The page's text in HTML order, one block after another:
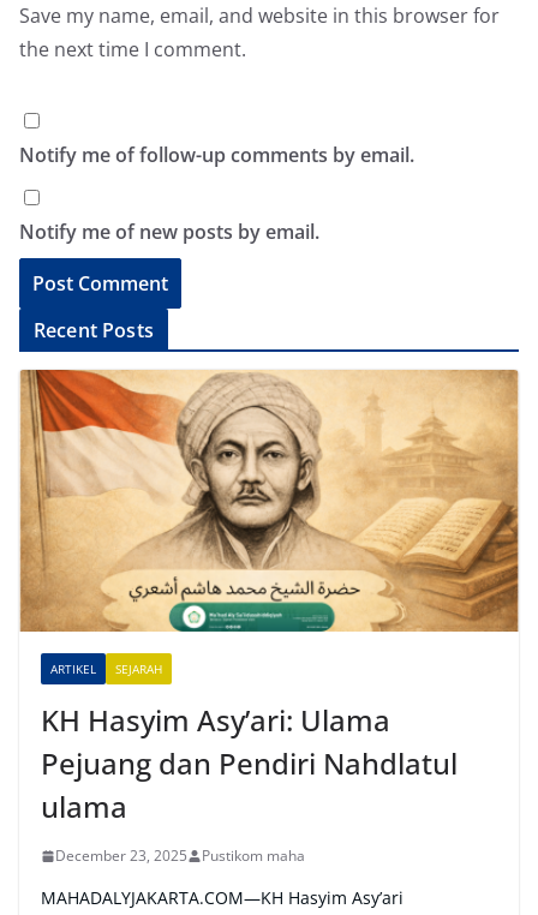
Save my name, email, and website in this browser for
the next time I comment.
Notify me of follow-up comments by email.
Notify me of new posts by email.
l
a
t
i
v
Recent Posts
ARTIKEL SEJARAH
KH Hasyim Asy’ari: Ulama
Pejuang dan Pendiri Nahdlatul
ulama
December 23, 2025 Pustikom maha
MAHADALYJAKARTA.COM—KH Hasyim Asy’ari